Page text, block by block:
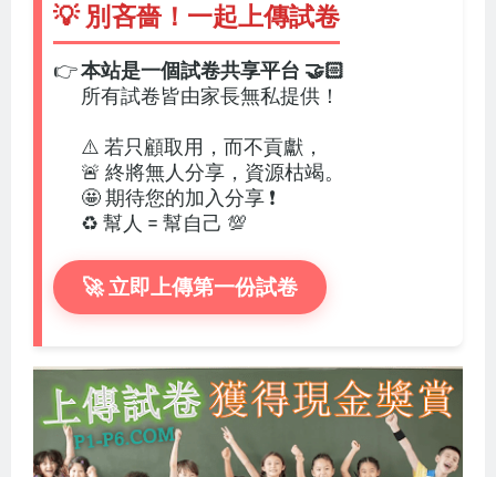
💡 別吝嗇！一起上傳試卷
本站是一個試卷共享平台 🤝🏻
👉
所有試卷皆由家長無私提供！
⚠️ 若只顧取用，而不貢獻，
🚨 終將無人分享，資源枯竭。
🤩 期待您的加入分享 ❗
♻️ 幫人 = 幫自己 💯
🚀 立即上傳第一份試卷